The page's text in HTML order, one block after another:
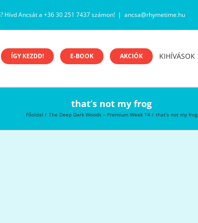
Hívd Ancsát a +36 30 251 7437 számon! | ancsa@rhymetime.hu
ÍGY KEZDD! E-BOOK AKCIÓK KIHÍVÁSOK
that’s not my frog
Főoldal The Deep Dark Woods – Premium Week 14 that’s not my frog